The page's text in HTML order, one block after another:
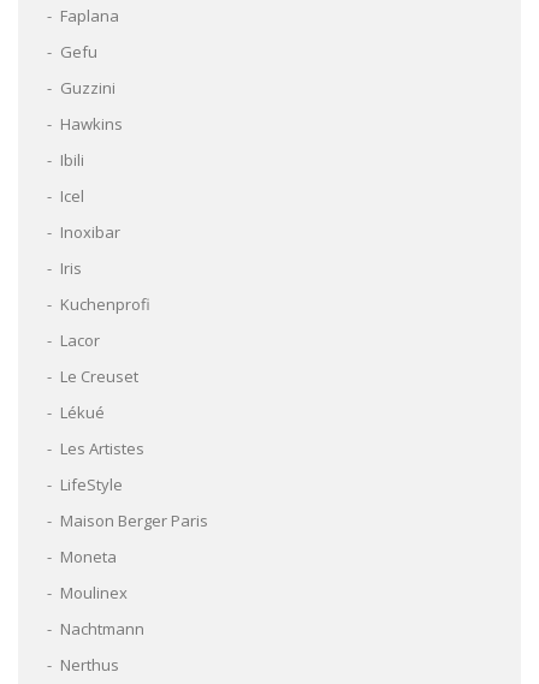
Faplana
Gefu
Guzzini
Hawkins
Ibili
Icel
Inoxibar
Iris
Kuchenprofi
Lacor
Le Creuset
Lékué
Les Artistes
LifeStyle
Maison Berger Paris
Moneta
Moulinex
Nachtmann
Nerthus